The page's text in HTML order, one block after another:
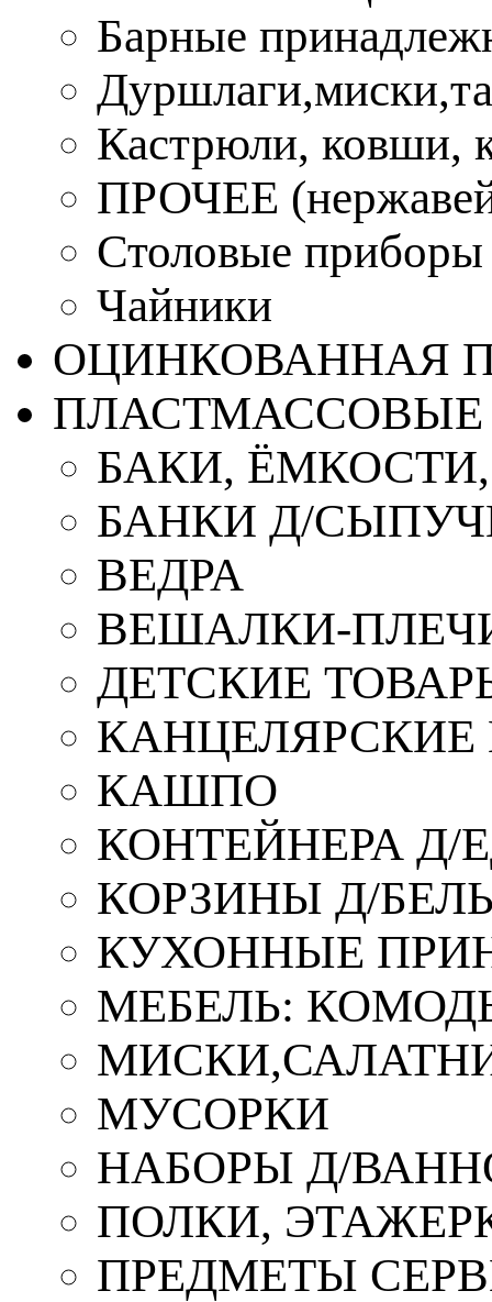
Барные
Кастрюли, ковши,
ПРОЧЕЕ
Столовые приборы
Чайники
ОЦИНКОВАННАЯ
ПЛАСТМАССОВЫЕ
БАКИ,
БАНКИ Д/
ВЕДРА
ВЕШАЛКИ-
ДЕТСКИЕ
КАШПО
КОНТЕЙНЕРА Д/
КОРЗИНЫ Д/
КУХОННЫЕ
МЕБЕЛЬ:
МУСОРКИ
НАБОРЫ Д/
ПОЛКИ,
ПРЕДМЕТЫ